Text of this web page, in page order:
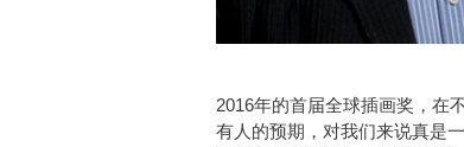
2016年的首届全球插画奖，在
有人的预期，对我们来说真是